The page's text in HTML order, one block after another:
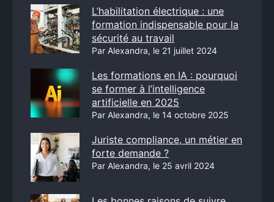
L’habilitation électrique : une
formation indispensable pour la
sécurité au travail
Par Alexandra, le 21 juillet 2024
Les formations en IA : pourquoi
se former à l’intelligence
artificielle en 2025
Par Alexandra, le 14 octobre 2025
Juriste compliance, un métier en
forte demande ?
Par Alexandra, le 25 avril 2024